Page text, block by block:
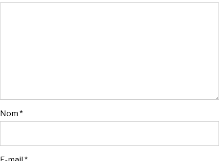
Nom*